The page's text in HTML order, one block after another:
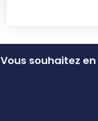
Vous souhaitez